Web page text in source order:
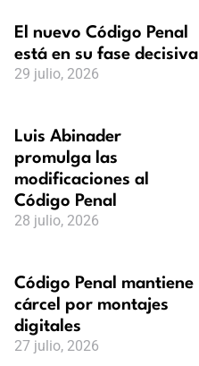
El nuevo Código Penal
está en su fase decisiva
29 julio, 2026
Luis Abinader
promulga las
modificaciones al
Código Penal
28 julio, 2026
Código Penal mantiene
cárcel por montajes
digitales
27 julio, 2026